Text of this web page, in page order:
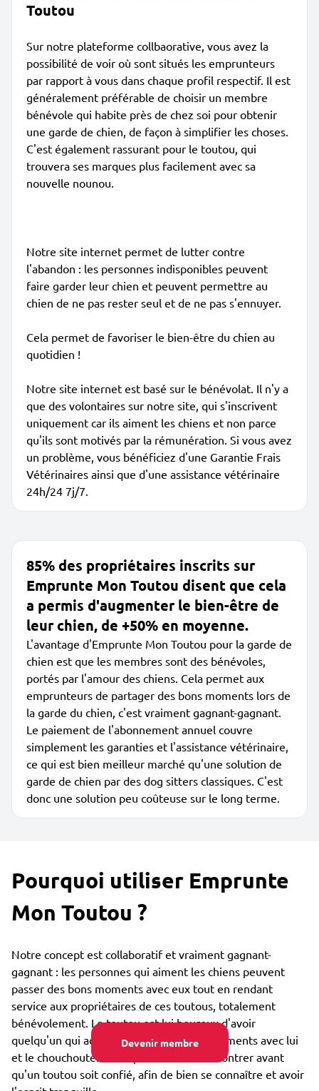
Devenir membre
Toutou
Sur notre plateforme collbaorative, vous avez la
possibilité de voir où sont situés les emprunteurs
par rapport à vous dans chaque profil respectif. Il est
généralement préférable de choisir un membre
bénévole qui habite près de chez soi pour obtenir
une garde de chien, de façon à simplifier les choses.
C'est également rassurant pour le toutou, qui
trouvera ses marques plus facilement avec sa
nouvelle nounou.
Notre site internet permet de lutter contre
l'abandon : les personnes indisponibles peuvent
faire garder leur chien et peuvent permettre au
chien de ne pas rester seul et de ne pas s'ennuyer.
Cela permet de favoriser le bien-être du chien au
quotidien !
Notre site internet est basé sur le bénévolat. Il n'y a
que des volontaires sur notre site, qui s'inscrivent
uniquement car ils aiment les chiens et non parce
qu'ils sont motivés par la rémunération. Si vous avez
un problème, vous bénéficiez d'une Garantie Frais
Vétérinaires ainsi que d'une assistance vétérinaire
24h/24 7j/7.
85% des propriétaires inscrits sur
Emprunte Mon Toutou disent que cela
a permis d'augmenter le bien-être de
leur chien, de +50% en moyenne.
L'avantage d'Emprunte Mon Toutou pour la garde de
chien est que les membres sont des bénévoles,
portés par l'amour des chiens. Cela permet aux
emprunteurs de partager des bons moments lors de
la garde du chien, c'est vraiment gagnant-gagnant.
Le paiement de l'abonnement annuel couvre
simplement les garanties et l'assistance vétérinaire,
ce qui est bien meilleur marché qu'une solution de
garde de chien par des dog sitters classiques. C'est
donc une solution peu coûteuse sur le long terme.
Pourquoi utiliser Emprunte
Mon Toutou ?
Notre concept est collaboratif et vraiment gagnant-
gagnant : les personnes qui aiment les chiens peuvent
passer des bons moments avec eux tout en rendant
service aux propriétaires de ces toutous, totalement
bénévolement. Le toutou est lui heureux d'avoir
quelqu'un qui adore partager des bons moments avec lui
et le chouchouter. Vous pouvez vous rencontrer avant
qu'un toutou soit confié, afin de bien se connaître et avoir